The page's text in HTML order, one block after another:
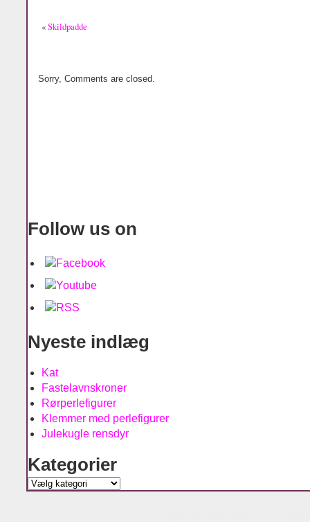
«Skildpadde
Sorry, Comments are closed.
Follow us on
Nyeste indlæg
Kat
Fastelavnskroner
Rørperlefigurer
Klemmer med perlefigurer
Julekugle rensdyr
Kategorier
Kategorier